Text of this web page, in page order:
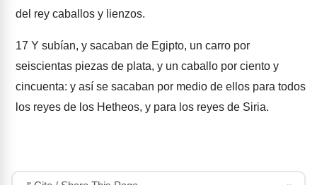
del rey caballos y lienzos.
17 Y subían, y sacaban de Egipto, un carro por
seiscientas piezas de plata, y un caballo por ciento y
cincuenta: y así se sacaban por medio de ellos para todos
los reyes de los Hetheos, y para los reyes de Siria.